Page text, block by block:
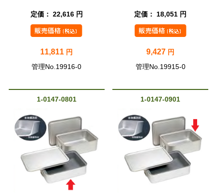
定価： 22,616 円
11,811 円
管理No.19916-0
定価： 18,051 円
9,427 円
管理No.19915-0
1-0147-0801 1-0147-0901